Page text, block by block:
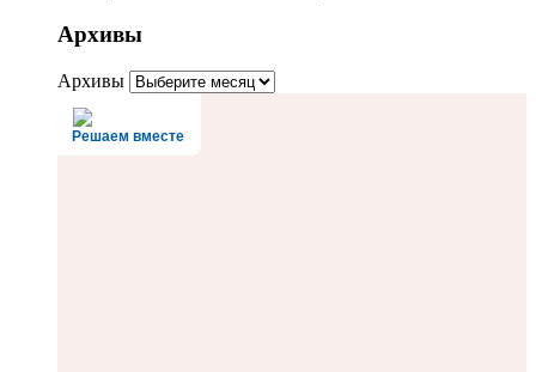
Архивы
Архивы
Решаем вместе